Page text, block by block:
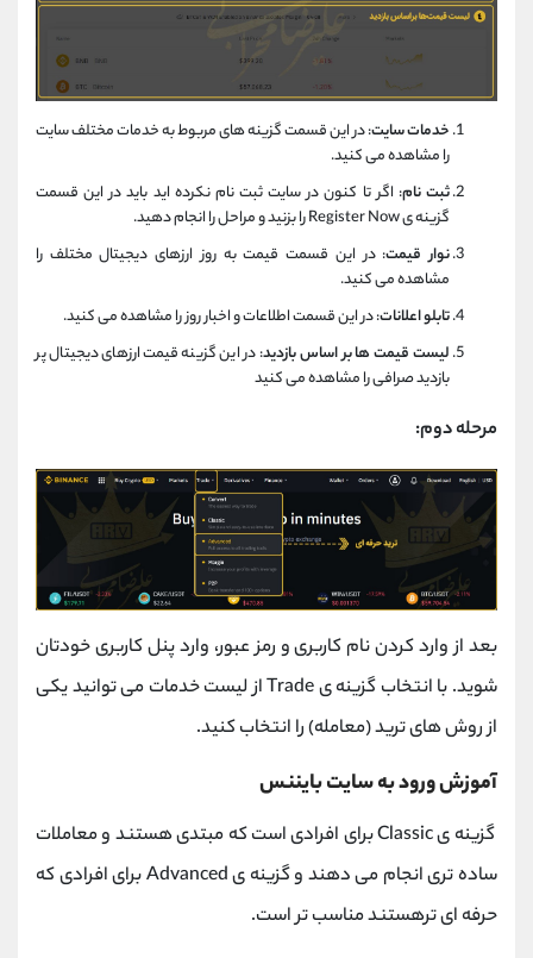
خدمات سایت: در این قسمت گزینه های مربوط به خدمات مختلف سایت
را مشاهده می کنید.
ثبت نام: اگر تا کنون در سایت ثبت نام نکرده اید باید در این قسمت
گزینه ی Register Now را بزنید و مراحل را انجام دهید.
نوار قیمت: در این قسمت قیمت به روز ارزهای دیجیتال مختلف را
مشاهده می کنید.
تابلو اعلانات: در این قسمت اطلاعات و اخبار روز را مشاهده می کنید.
لیست قیمت ها بر اساس بازدید: در این گزینه قیمت ارزهای دیجیتال پر
بازدید صرافی را مشاهده می کنید
مرحله دوم:
بعد از وارد کردن نام کاربری و رمز عبور، وارد پنل کاربری خودتان
شوید. با انتخاب گزینه ی Trade از لیست خدمات می توانید یکی
از روش های ترید (معامله) را انتخاب کنید.
آموزش ورود به سایت بایننس
گزینه ی Classic برای افرادی است که مبتدی هستند و معاملات
ساده تری انجام می دهند و گزینه ی Advanced برای افرادی که
حرفه ای ترهستند مناسب تر است.